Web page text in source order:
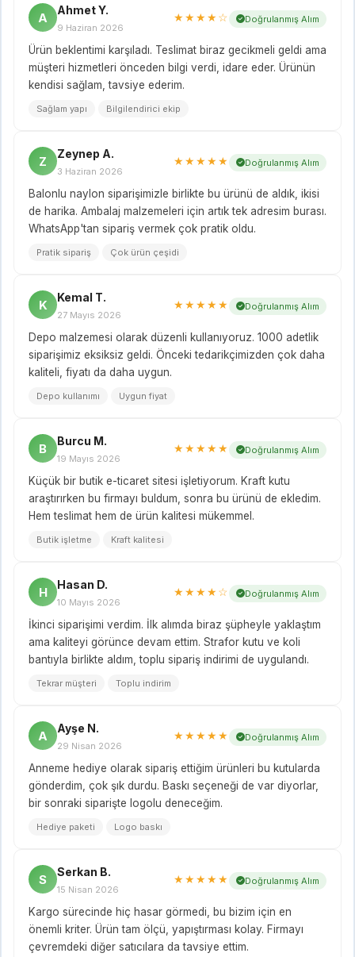
A
Ahmet Y.
9 Haziran 2026
★★★★☆ Doğrulanmış Alım
Ürün beklentimi karşıladı. Teslimat biraz gecikmeli geldi ama
müşteri hizmetleri önceden bilgi verdi, idare eder. Ürünün
kendisi sağlam, tavsiye ederim.
Sağlam yapı Bilgilendirici ekip
Z
Zeynep A.
3 Haziran 2026
★★★★★ Doğrulanmış Alım
Balonlu naylon siparişimizle birlikte bu ürünü de aldık, ikisi
de harika. Ambalaj malzemeleri için artık tek adresim burası.
WhatsApp'tan sipariş vermek çok pratik oldu.
Pratik sipariş Çok ürün çeşidi
K
Kemal T.
27 Mayıs 2026
★★★★★ Doğrulanmış Alım
Depo malzemesi olarak düzenli kullanıyoruz. 1000 adetlik
siparişimiz eksiksiz geldi. Önceki tedarikçimizden çok daha
kaliteli, fiyatı da daha uygun.
Depo kullanımı Uygun fiyat
B
Burcu M.
19 Mayıs 2026
★★★★★ Doğrulanmış Alım
Küçük bir butik e-ticaret sitesi işletiyorum. Kraft kutu
araştırırken bu firmayı buldum, sonra bu ürünü de ekledim.
Hem teslimat hem de ürün kalitesi mükemmel.
Butik işletme Kraft kalitesi
H
Hasan D.
10 Mayıs 2026
★★★★☆ Doğrulanmış Alım
İkinci siparişimi verdim. İlk alımda biraz şüpheyle yaklaştım
ama kaliteyi görünce devam ettim. Strafor kutu ve koli
bantıyla birlikte aldım, toplu sipariş indirimi de uygulandı.
Tekrar müşteri Toplu indirim
A
Ayşe N.
29 Nisan 2026
★★★★★ Doğrulanmış Alım
Anneme hediye olarak sipariş ettiğim ürünleri bu kutularda
gönderdim, çok şık durdu. Baskı seçeneği de var diyorlar,
bir sonraki siparişte logolu deneceğim.
Hediye paketi Logo baskı
S
Serkan B.
15 Nisan 2026
★★★★★ Doğrulanmış Alım
Kargo sürecinde hiç hasar görmedi, bu bizim için en
önemli kriter. Ürün tam ölçü, yapıştırması kolay. Firmayı
çevremdeki diğer satıcılara da tavsiye ettim.